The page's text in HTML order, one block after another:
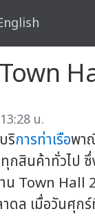
Town
น.
ริการท่าเรือพา
ทุกสินค้าทั่วไป
Town Hall
ดล เมื่อวันศุ